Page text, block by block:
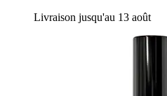
Livraison jusqu'au 13 août